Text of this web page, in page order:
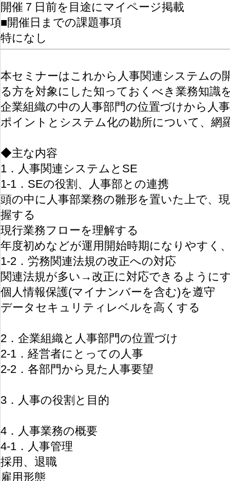
開催７日前を目途にマイページ掲載
■開催日までの課題事項
特になし
本セミナーはこれから人事関連システムの
る方を対象にした知っておくべき業務知識
企業組織の中の人事部門の位置づけから人
ポイントとシステム化の勘所について、網
◆主な内容
1．人事関連システムとSE
1-1．SEの役割、人事部との連携
頭の中に人事部業務の雛形を置いた上で、
握する
現行業務フローを理解する
年度初めなどが運用開始時期になりやすく
1-2．労務関連法規の改正への対応
関連法規が多い→改正に対応できるように
個人情報保護(マイナンバーを含む)を遵守
データセキュリティレベルを高くする
2．企業組織と人事部門の位置づけ
2-1．経営者にとっての人事
2-2．各部門から見た人事要望
3．人事の役割と目的
4．人事業務の概要
4-1．人事管理
採用、退職
雇用形態